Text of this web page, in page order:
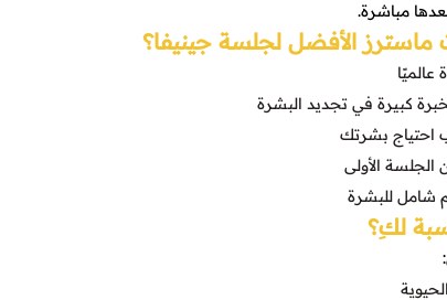
مباشرة.
ماسترز الأفضل لجلسة جينيفا؟
عالميًا
كبيرة في تجديد البشرة
بشرتك
الأولى
شامل للبشرة
لكِ؟